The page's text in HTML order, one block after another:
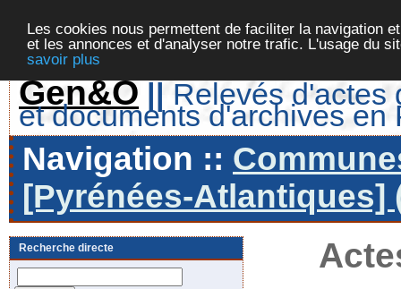
Les cookies nous permettent de faciliter la navigation
et les annonces et d'analyser notre trafic. L'usage du
savoir plus
Gen&O || Relevés d'actes
et documents d'archives en
Navigation ::
[Pyrénées-Atlantiques]
Recherche directe